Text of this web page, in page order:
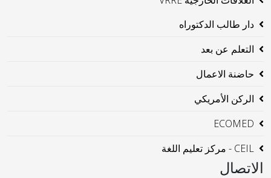
دار طالب الدكتوراه
التعلم عن بعد
حاضنة الاعمال
الركن الأمريكي
ECOMED
CEIL - مركز تعليم اللغة
الاتصال